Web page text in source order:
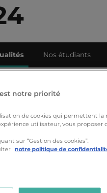
Nos étudiants
notre priorité
de cookies qui permettent la
utilisateur, vous proposer
sur “Gestion des cookies”.
notre politique de